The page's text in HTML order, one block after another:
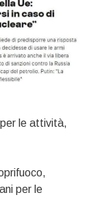
le attività,
per le